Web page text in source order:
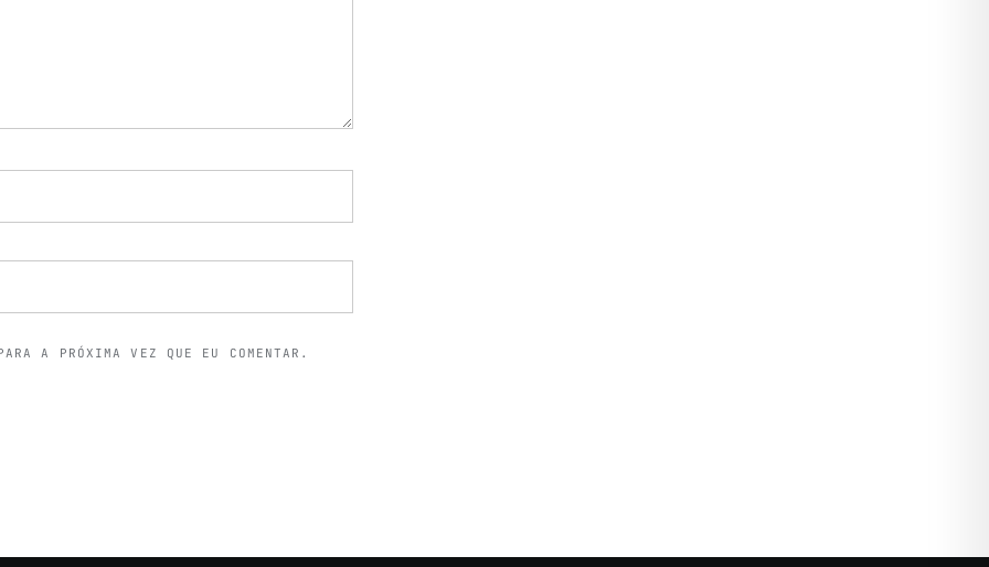
A PRÓXIMA VEZ QUE EU COMENTAR.